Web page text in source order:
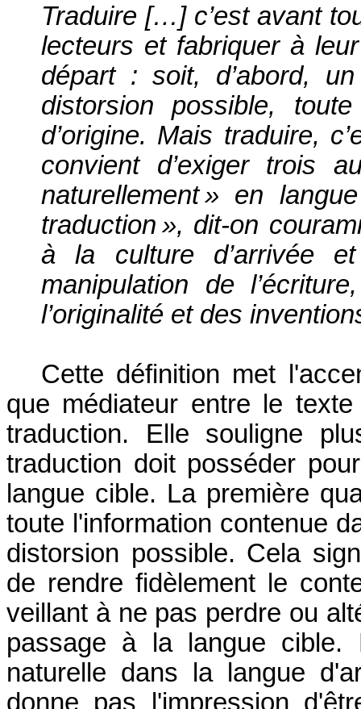
Traduire […] c’est avant
lecteurs et fabriquer à
départ : soit, d’abord,
distorsion possible,
d’origine. Mais traduire,
convient d’exiger trois
naturellement» en langue
traduction », dit-on
à la culture d’arrivée
manipulation de
l’originalité et des
Cette définition met
que médiateur entre le
traduction. Elle souligne
traduction doit posséder
langue cible. La première
toute l'information contenue
distorsion possible. Cela
de rendre fidèlement le
veillant à ne pas perdre ou
passage à la langue cible.
naturelle dans la langue
donne pas l'impression